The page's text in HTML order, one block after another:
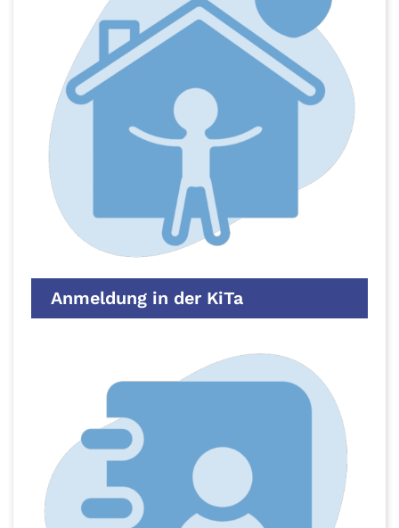
Anmeldung in der KiTa